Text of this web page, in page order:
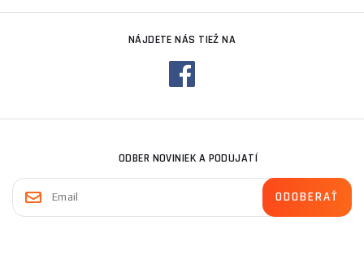
NÁJDETE NÁS TIEŽ NA
ODBER NOVINIEK A PODUJATÍ